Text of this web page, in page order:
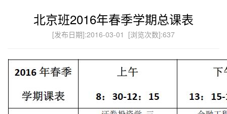
北京班2016年春季学期总课表
[发布日期]:2016-03-01 [浏览次数]:637